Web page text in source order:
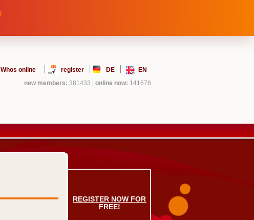
Whos online register DE
EN
new members: 381433 online now: 141676
REGISTER NOW FOR
FREE!